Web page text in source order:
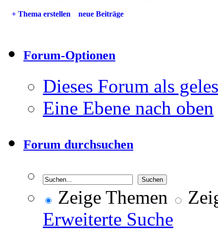
+ Thema erstellen neue Beiträge
Forum-Optionen
Dieses Forum als
Eine Ebene nach oben
Forum durchsuchen
Zeige Themen
Erweiterte Suche